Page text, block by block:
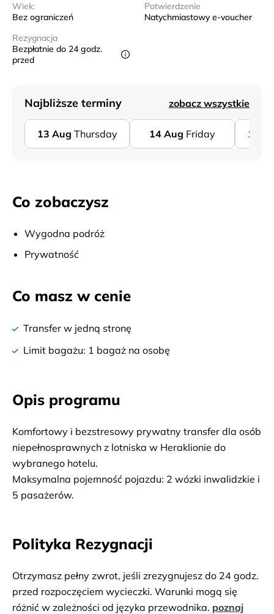
Wiek:
Bez ograniczeń
Potwierdzenie
Natychmiastowy e-voucher
Rezygnacja
Bezpłatnie do 24 godz.
przed
Najbliższe terminy zobacz wszystkie
13 Aug Thursday 14 Aug Friday 15
Co zobaczysz
Wygodna podróż
Prywatność
Co masz w cenie
Transfer w jedną stronę
Limit bagażu: 1 bagaż na osobę
Opis programu
Komfortowy i bezstresowy prywatny transfer dla osób
niepełnosprawnych z lotniska w Heraklionie do
wybranego hotelu.
Maksymalna pojemność pojazdu: 2 wózki inwalidzkie i
5 pasażerów.
Polityka Rezygnacji
Otrzymasz pełny zwrot, jeśli zrezygnujesz do 24 godz.
przed rozpoczęciem wycieczki. Warunki mogą się
różnić w zależności od języka przewodnika. poznaj